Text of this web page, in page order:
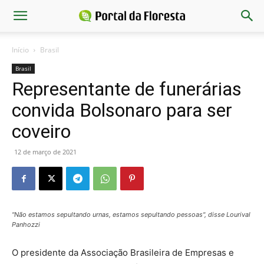
Início Brasil
Brasil
Representante de funerárias
convida Bolsonaro para ser
coveiro
12 de março de 2021
"Não estamos sepultando urnas, estamos sepultando pessoas", disse Lourival
Panhozzi
O presidente da Associação Brasileira de Empresas e